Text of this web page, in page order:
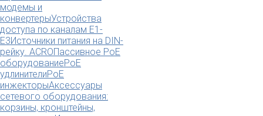
модемы и
конвертерыУстройства
доступа по каналам E1-
E3Источники питания на DIN-
рейку. ACROПассивное PoE
оборудованиеPoE
удлинителиPoE
инжекторыАксессуары
сетевого оборудования:
корзины, кронштейны,